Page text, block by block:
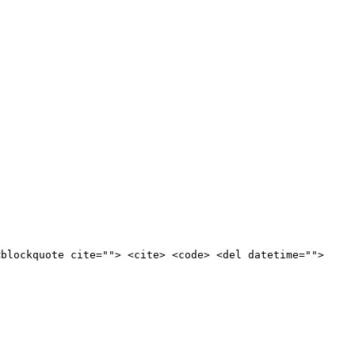
cite=""> <cite> <code> <del datetime="">